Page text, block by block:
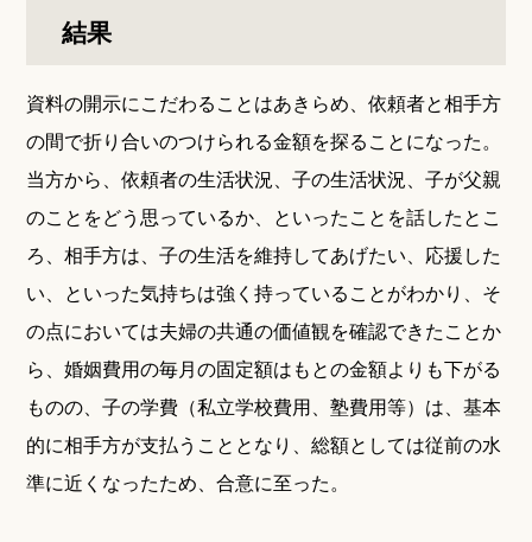
結果
資料の開示にこだわることはあきらめ、依頼者と相手方
の間で折り合いのつけられる金額を探ることになった。
当方から、依頼者の生活状況、子の生活状況、子が父親
のことをどう思っているか、といったことを話したとこ
ろ、相手方は、子の生活を維持してあげたい、応援した
い、といった気持ちは強く持っていることがわかり、そ
の点においては夫婦の共通の価値観を確認できたことか
ら、婚姻費用の毎月の固定額はもとの金額よりも下がる
ものの、子の学費（私立学校費用、塾費用等）は、基本
的に相手方が支払うこととなり、総額としては従前の水
準に近くなったため、合意に至った。